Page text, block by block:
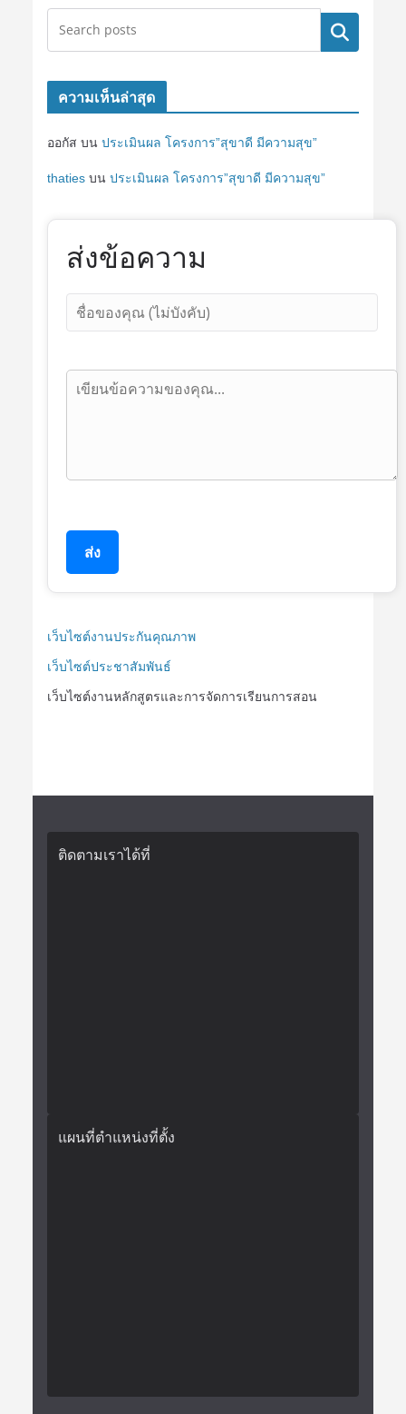
ค้นหา
ความเห็นล่าสุด
ออกัส บน ประเมินผล โครงการ”สุขาดี มีความสุข”
thatiesบน ประเมินผล โครงการ”สุขาดี มีความสุข”
ส่งข้อความ
ส่ง
เว็บไซต์งานประกันคุณภาพ
เว็บไซต์ประชาสัมพันธ์
เว็บไซต์งานหลักสูตรและการจัดการเรียนการสอน
ติดตามเราได้ที่
แผนที่ตำแหน่งที่ตั้ง